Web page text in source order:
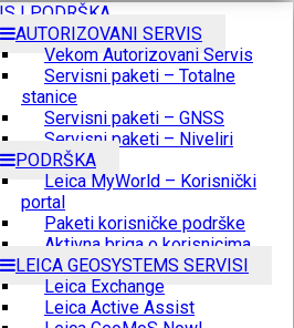
I PODRŠKA
AUTORIZOVANI SERVIS
Vekom Autorizovani Servis
Servisni paketi – Totalne
stanice
Servisni paketi – GNSS
Servisni paketi – Niveliri
PODRŠKA
Leica MyWorld – Korisnički
portal
Paketi korisničke podrške
Aktivna briga o korisnicima
LEICA GEOSYSTEMS SERVISI
Leica Exchange
Leica Active Assist